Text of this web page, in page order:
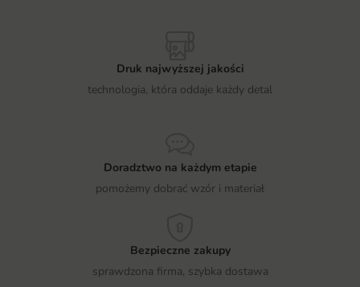
Druk najwyższej jakości
technologia, która oddaje każdy detal
Doradztwo na każdym etapie
pomożemy dobrać wzór i materiał
Bezpieczne zakupy
sprawdzona firma, szybka dostawa